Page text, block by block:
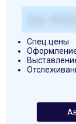
Спец.цены